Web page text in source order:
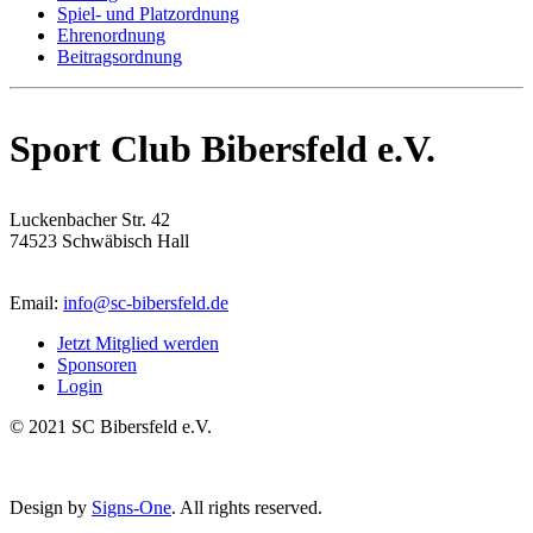
Spiel- und Platzordnung
Ehrenordnung
Beitragsordnung
Sport Club Bibersfeld e.V.
Luckenbacher Str. 42
74523 Schwäbisch Hall
Email: info@sc-bibersfeld.de
Jetzt Mitglied werden
Sponsoren
Login
© 2021 SC Bibersfeld e.V.
Design by Signs-One. All rights reserved.